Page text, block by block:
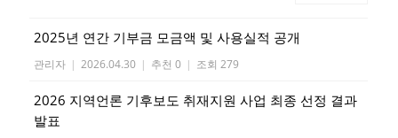
2025년 연간 기부금 모금액 및 사용실적 공개
관리자 | 2026.04.30 | 추천 0 | 조회 279
2026 지역언론 기후보도 취재지원 사업 최종 선정 결과
발표